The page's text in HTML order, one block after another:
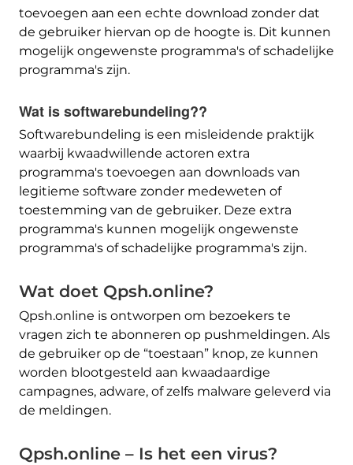
toevoegen aan een echte download zonder dat
de gebruiker hiervan op de hoogte is. Dit kunnen
mogelijk ongewenste programma's of schadelijke
programma's zijn.
Wat is softwarebundeling??
Softwarebundeling is een misleidende praktijk
waarbij kwaadwillende actoren extra
programma's toevoegen aan downloads van
legitieme software zonder medeweten of
toestemming van de gebruiker. Deze extra
programma's kunnen mogelijk ongewenste
programma's of schadelijke programma's zijn.
Wat doet Qpsh.online?
Qpsh.online is ontworpen om bezoekers te
vragen zich te abonneren op pushmeldingen. Als
de gebruiker op de “toestaan” knop, ze kunnen
worden blootgesteld aan kwaadaardige
campagnes, adware, of zelfs malware geleverd via
de meldingen.
Qpsh.online – Is het een virus?